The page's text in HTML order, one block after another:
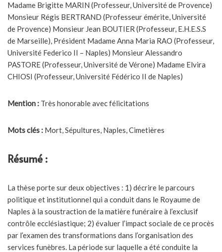
Madame Brigitte MARIN (Professeur, Université de Provence)
Monsieur Régis BERTRAND (Professeur émérite, Université
de Provence) Monsieur Jean BOUTIER (Professeur, E.H.E.S.S
de Marseille), Président Madame Anna Maria RAO (Professeur,
Université Federico II – Naples) Monsieur Alessandro
PASTORE (Professeur, Université de Vérone) Madame Elvira
CHIOSI (Professeur, Université Fédérico II de Naples)
Mention : Très honorable avec félicitations
Mots clés : Mort, Sépultures, Naples, Cimetières
Résumé :
La thèse porte sur deux objectives : 1) décrire le parcours
politique et institutionnel qui a conduit dans le Royaume de
Naples à la soustraction de la matière funéraire à l’exclusif
contrôle ecclésiastique; 2) évaluer l’impact sociale de ce procès
par l’examen des transformations dans l’organisation des
services funèbres. La période sur laquelle a été conduite la